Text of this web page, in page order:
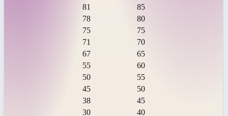
81
85
78
80
75
75
71
70
67
65
55
60
50
55
45
50
38
45
30
40